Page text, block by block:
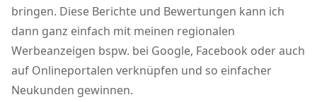
bringen. Diese Berichte und Bewertungen kann ich
dann ganz einfach mit meinen regionalen
Werbeanzeigen bspw. bei Google, Facebook oder auch
auf Onlineportalen verknüpfen und so einfacher
Neukunden gewinnen.